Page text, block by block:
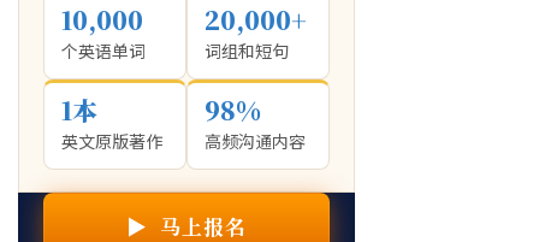
10,000
个英语单词
20,000+
词组和短句
1本
英文原版著作
98%
高频沟通内容
▶ 马上报名